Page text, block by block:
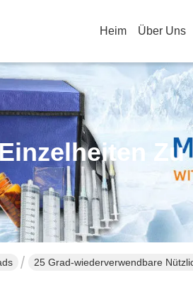
Heim Über Uns
Einzelheiten
25 Grad-wiederverwendbare